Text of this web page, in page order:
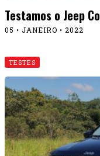
Testamos o Jeep
05 • JANEIRO • 2022
TESTES